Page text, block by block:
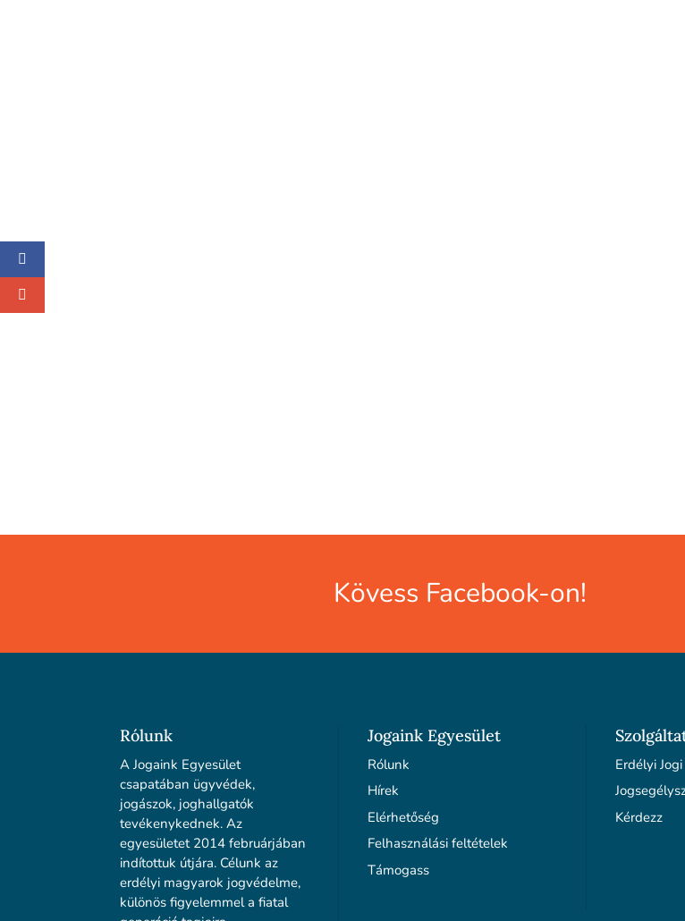
Kövess Facebook-on!
Rólunk
A Jogaink Egyesület
csapatában ügyvédek,
jogászok, joghallgatók
tevékenykednek. Az
egyesületet 2014 februárjában
indítottuk útjára. Célunk az
erdélyi magyarok jogvédelme,
különös figyelemmel a fiatal
Jogaink Egyesület
Rólunk
Hírek
Elérhetőség
Felhasználási feltételek
Támogass
Erdélyi
Kérdezz